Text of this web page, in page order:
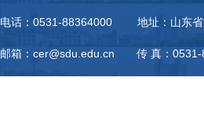
电话：0531-88364000 地址：山东省
邮箱：cer@sdu.edu.cn 传 真：